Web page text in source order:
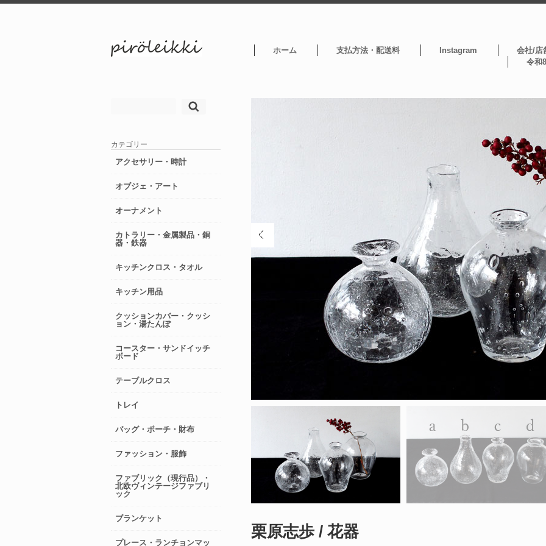
ホーム 支払方法・配送料 Instagram
会社/店
令和
栗原志歩 / 花器
カテゴリー
アクセサリー・時計
オブジェ・アート
オーナメント
カトラリー・金属製品・銅
器・鉄器
キッチンクロス・タオル
キッチン用品
クッションカバー・クッシ
ョン・湯たんぽ
コースター・サンドイッチ
ボード
テーブルクロス
トレイ
バッグ・ポーチ・財布
ファッション・服飾
ファブリック（現行品）・
北欧ヴィンテージファブリ
ック
ブランケット
プレース・ランチョンマッ